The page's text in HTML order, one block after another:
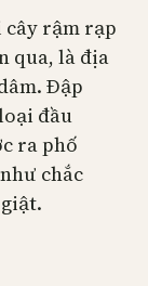
rậm rạp
qua, là địa
Đập
đầu
ra phố
chắc